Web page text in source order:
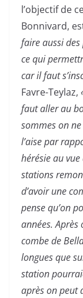
l’objectif de
Bonnivard,
faire aussi
ce qui
car il faut
Favre-Teylaz,
faut aller au
sommes on
l’aise par
hérésie au vue
stations
d’avoir une
pense qu’on
années. Après
combe de
longues que
station
après on peut